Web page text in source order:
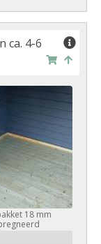
ca. 4-6
18 mm